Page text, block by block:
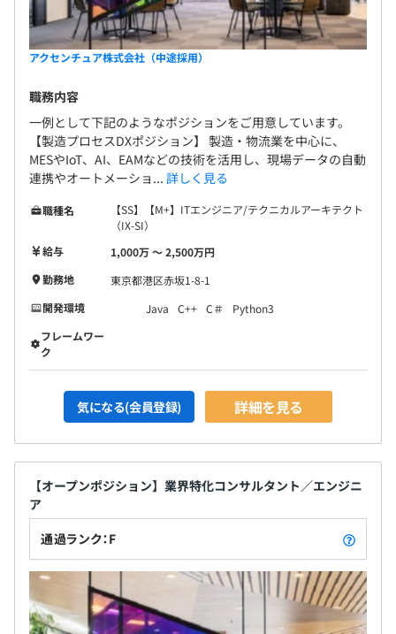
アクセンチュア株式会社（中途採用）
職務内容
一例として下記のようなポジションをご用意しています。
【製造プロセスDXポジション】 製造・物流業を中心に、
MESやIoT、AI、EAMなどの技術を活用し、現場データの自動
連携やオートメーショ... 詳しく見る
職種名
【SS】【M+】ITエンジニア/テクニカルアーキテクト
（IX-SI）
給与
1,000万 〜 2,500万円
勤務地
東京都港区赤坂1-8-1
開発環境
Java C++ C＃
Python3
フレームワー
ク
気になる(会員登録) 詳細を見る
【オープンポジション】業界特化コンサルタント／エンジニ
ア
通過ランク：F